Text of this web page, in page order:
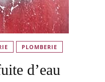
PLOMBERIE
d’eau